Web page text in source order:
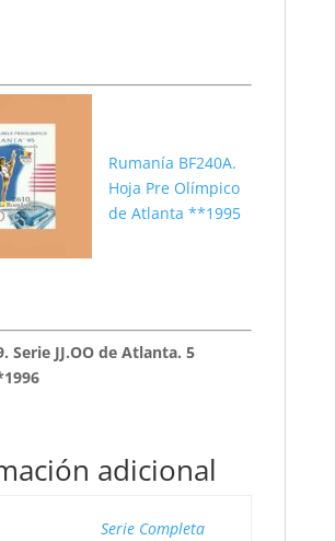
Rumanía BF240A.
Hoja Pre Olímpico
de Atlanta **1995
Serie JJ.OO de Atlanta. 5
adicional
Serie Completa